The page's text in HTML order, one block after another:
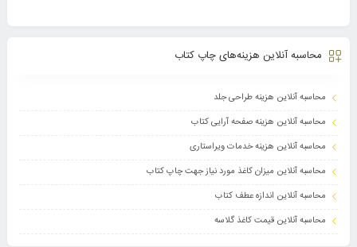
محاسبه آنلاین هزینه‌های چاپ کتاب
محاسبه آنلاین هزینه طراحی جلد
محاسبه آنلاین هزینه صفحه آرایی کتاب
محاسبه آنلاین هزینه خدمات ویراستاری
محاسبه آنلاین میزان کاغذ مورد نیاز جهت چاپ کتاب
محاسبه آنلاین اندازه عطف کتاب
محاسبه آنلاین قیمت کاغذ گلاسه